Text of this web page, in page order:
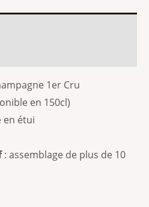
1er Cru
en 150cl)
en étui
: assemblage de plus de 10